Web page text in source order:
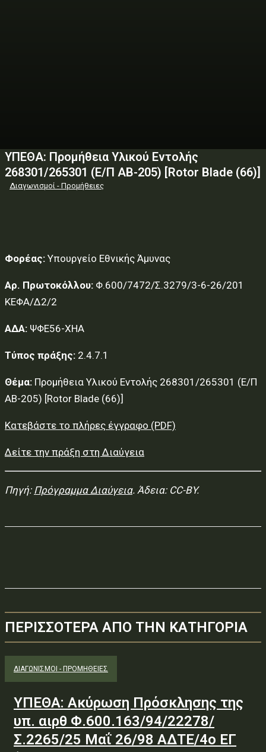
ΥΠΕΘΑ: Προμήθεια Υλικού Εντολής
268301/265301 (Ε/Π ΑΒ-205) [Rotor Blade (66)]
Διαγωνισμοί - Προμήθειες
Φορέας: Υπουργείο Εθνικής Άμυνας
Αρ. Πρωτοκόλλου: Φ.600/7472/Σ.3279/3-6-26/201
ΚΕΦΑ/Δ2/2
ΑΔΑ: ΨΦΕ56-ΧΗΑ
Τύπος πράξης: 2.4.7.1
Θέμα: Προμήθεια Υλικού Εντολής 268301/265301 (Ε/Π
ΑΒ-205) [Rotor Blade (66)]
Κατεβάστε το πλήρες έγγραφο (PDF)
Δείτε την πράξη στη Διαύγεια
Πηγή: Πρόγραμμα Διαύγεια. Άδεια: CC-BY.
ΠΕΡΙΣΣΟΤΕΡΑ ΑΠΟ ΤΗΝ ΚΑΤΗΓΟΡΙΑ
ΔΙΑΓΩΝΙΣΜΟΊ - ΠΡΟΜΉΘΕΙΕΣ
ΥΠΕΘΑ: Ακύρωση Πρόσκλησης της
υπ. αιρθ Φ.600.163/94/22278/
Σ.2265/25 Μαΐ 26/98 ΑΔΤΕ/4ο ΕΓ